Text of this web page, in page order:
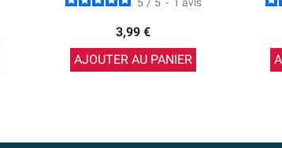
3,99 €
AJOUTER AU PANIER